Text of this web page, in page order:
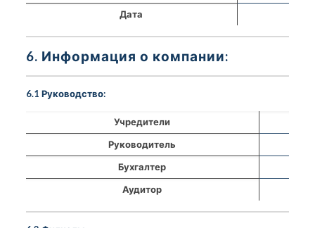
Дата
6. Информация о компании:
6.1 Руководство:
Учредители
Руководитель
Бухгалтер
Аудитор